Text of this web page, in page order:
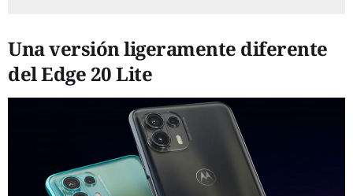
Una versión ligeramente diferente
del Edge 20 Lite